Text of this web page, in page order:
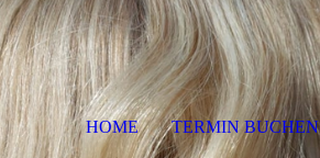
HOME TERMIN BUCHEN